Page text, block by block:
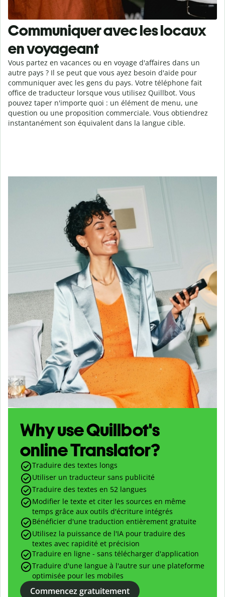
Communiquer avec les locaux
en voyageant
Vous partez en vacances ou en voyage d'affaires dans un
autre pays ? Il se peut que vous ayez besoin d'aide pour
communiquer avec les gens du pays. Votre téléphone fait
office de traducteur lorsque vous utilisez Quillbot. Vous
pouvez taper n'importe quoi : un élément de menu, une
question ou une proposition commerciale. Vous obtiendrez
instantanément son équivalent dans la langue cible.
Why use Quillbot's
online Translator?
Traduire des textes longs
Utiliser un traducteur sans publicité
Traduire des textes en 52 langues
Modifier le texte et citer les sources en même
temps grâce aux outils d'écriture intégrés
Bénéficier d'une traduction entièrement gratuite
Utilisez la puissance de l'IA pour traduire des
textes avec rapidité et précision
Traduire en ligne - sans télécharger d'application
Traduire d'une langue à l'autre sur une plateforme
optimisée pour les mobiles
Commencez gratuitement